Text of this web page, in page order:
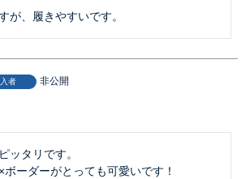
者
非公開
ッタリです。
ーダーがとっても可愛いです！